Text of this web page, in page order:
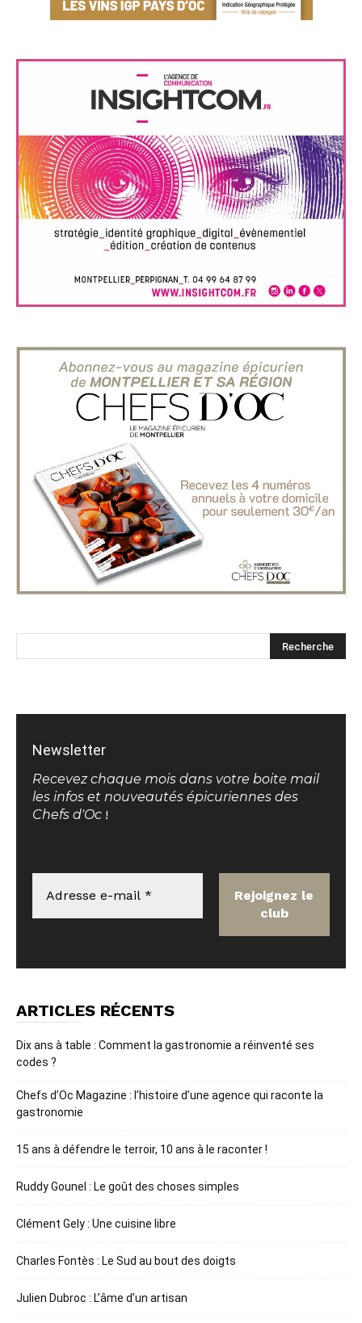
Newsletter
Recevez chaque mois dans votre boite mail
les infos et nouveautés épicuriennes des
Chefs d'Oc !
ARTICLES RÉCENTS
Dix ans à table : Comment la gastronomie a réinventé ses
codes ?
Chefs d’Oc Magazine : l’histoire d’une agence qui raconte la
gastronomie
15 ans à défendre le terroir, 10 ans à le raconter !
Ruddy Gounel : Le goût des choses simples
Clément Gely : Une cuisine libre
Charles Fontès : Le Sud au bout des doigts
Julien Dubroc : L’âme d’un artisan